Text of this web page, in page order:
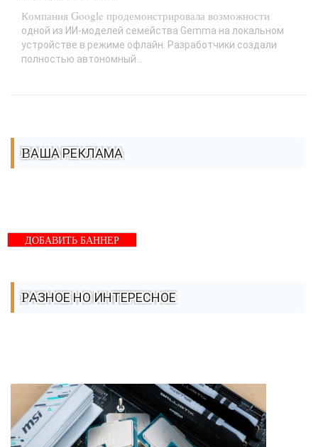
Компания Google продемонстрировала возможности
одной из ИИ-моделей семейства Gemma на локальном
устройстве в режиме офлайн. Разработчики создали
полностью автономный...
ВАША РЕКЛАМА
ДОБАВИТЬ БАННЕР
РАЗНОЕ НО ИНТЕРЕСНОЕ